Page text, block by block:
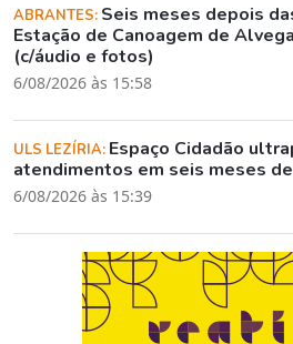
ABRANTES: Seis meses depois
Estação de Canoagem de
(c/áudio e fotos)
6/08/2026 às 15:58
ULS LEZÍRIA: Espaço Cidadão
atendimentos em seis meses
6/08/2026 às 15:39